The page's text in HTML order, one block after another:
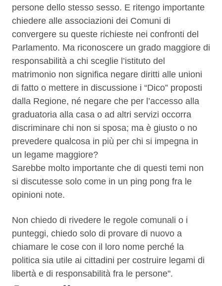
persone dello stesso sesso. E ritengo importante
chiedere alle associazioni dei Comuni di
convergere su queste richieste nei confronti del
Parlamento. Ma riconoscere un grado maggiore di
responsabilità a chi sceglie l’istituto del
matrimonio non significa negare diritti alle unioni
di fatto o mettere in discussione i “Dico” proposti
dalla Regione, né negare che per l’accesso alla
graduatoria alla casa o ad altri servizi occorra
discriminare chi non si sposa; ma è giusto o no
prevedere qualcosa in più per chi si impegna in
un legame maggiore?
Sarebbe molto importante che di questi temi non
si discutesse solo come in un ping pong fra le
opinioni note.
Non chiedo di rivedere le regole comunali o i
punteggi, chiedo solo di provare di nuovo a
chiamare le cose con il loro nome perché la
politica sia utile ai cittadini per costruire legami di
libertà e di responsabilità fra le persone".